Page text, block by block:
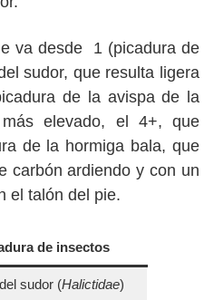
va desde 1 (picadura de
sudor, que resulta ligera
de la avispa de la
elevado, el 4+, que
de la hormiga bala, que
carbón ardiendo y con un
el talón del pie.
de insectos
sudor (Halictidae)